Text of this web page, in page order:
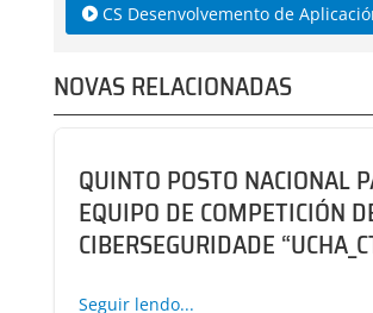
CS Desenvolvemento de
NOVAS RELACIONADAS
QUINTO POSTO NACIONAL
EQUIPO DE COMPETICIÓN
CIBERSEGURIDADE
Seguir lendo...